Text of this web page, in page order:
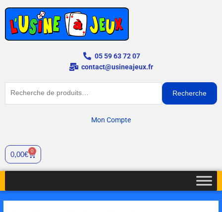
contenu
05 59 63 72 07
contact@usineajeux.fr
Recherche
Mon Compte
0,00€ 0
Panier